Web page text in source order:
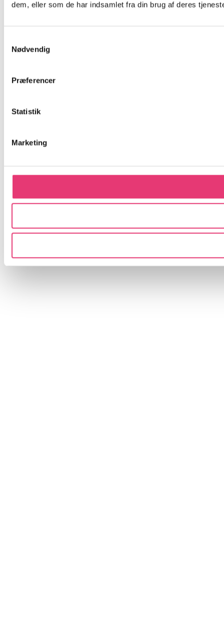
dem, eller som de har indsamlet fra din brug af deres
Nødvendig
Præferencer
Statistik
Marketing